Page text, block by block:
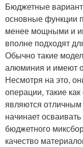
Бюджетные
основные функции
менее мощными и
вполне подходят
Обычно такие
алюминия и имеют
Несмотря на это,
операции, такие
являются отличным
начинает
бюджетного
качество